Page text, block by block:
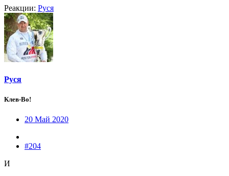
Реакции: Руся
Руся
Клев-Во!
20 Май 2020
#204
И